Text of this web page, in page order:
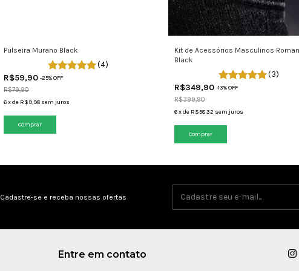
Pulseira Murano Black
(4)
R$59,90-25% OFF
R$79,90
6xde R$9,98 sem juros
Comprar
Kit de Acessórios Masculinos
Black
(3)
R$349,90 -13% OFF
R$399,90
6 xde R$58,32 sem juros
Cadastre-se e receba nossas ofertas
Entre em contato